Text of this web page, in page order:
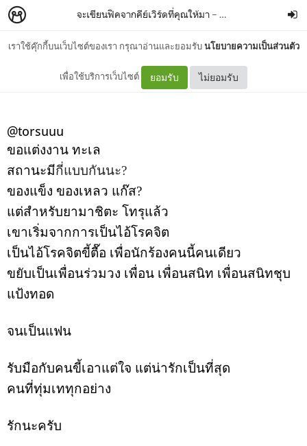
เราใช้คุ๊กกี้บนเว็บไซต์ของเรา กรุณาอ่านและยอมรับนโยบายความเป็นส่วนตัว
เพื่อใช้บริการเว็บไซต์ ยอมรับ ไม่ยอมรับ
จะเขียนฟิคจากคีย์เวิร์ดที่คุณให้มา – punpun35
ทะเลโทรุกะ
@torsuuu
ขอแต่งงาน ทะเล
สถานะมีกี่แบบกันนะ?
ของแข็ง ของเหลว แก๊ส?
แต่สำหรับยามาชิตะ โทรุแล้ว
เขาเริ่มจากการเป็นไอ้โรคจิต
เป็นไอ้โรคจิตขี้ตื๊อ เพื่อนักร้องคนนี้คนเดียว
ขยับเป็นเพื่อนร่วมวง เพื่อน เพื่อนสนิท เพื่อนสนิทชุบ
แป้งทอด
จนเป็นแฟน
รับมือกับคนขี้เอาแต่ใจ แต่น่ารักเป็นที่สุด
คนที่ทุ่มเททุกอย่าง
รักนะครับ